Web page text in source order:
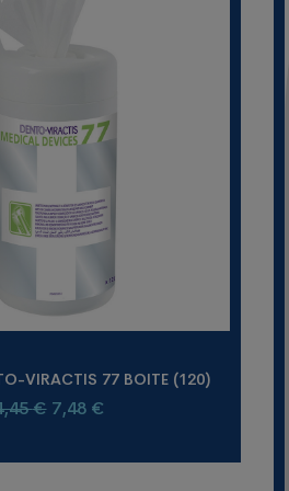
VIRACTIS 77 BOITE (120)
€ Le
initial
7,48 €
actuel